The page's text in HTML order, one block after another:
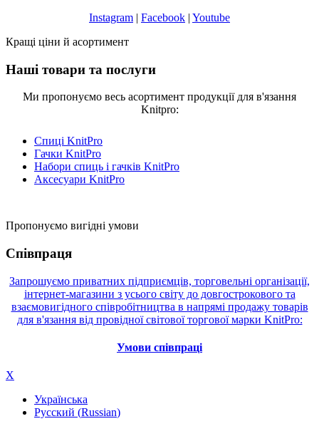
Instagram | Facebook | Youtube
Кращі ціни й асортимент
Наші товари та послуги
Ми пропонуємо весь асортимент продукції для в'язання
Knitpro:
Спиці KnitPro
Гачки KnitPro
Набори спиць і гачків KnitPro
Аксесуари KnitPro
Пропонуємо вигідні умови
Співпраця
Запрошуємо приватних підприємців, торговельні організації,
інтернет-магазини з усього світу до довгострокового та
взаємовигідного співробітництва в напрямі продажу товарів
для в'язання від провідної світової торгової марки KnitPro:
Умови співпраці
X
Українська
Русский (Russian)